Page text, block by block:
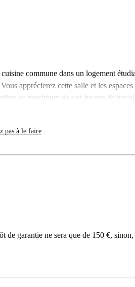
commune dans un logement
apprécierez cette salle et les
au maximum de vos heures de
de jeux, boîte à musique... et bien
peut être légèrement différent de ce que
pas à le faire
de garantie ne sera que de 150 €, sinon,